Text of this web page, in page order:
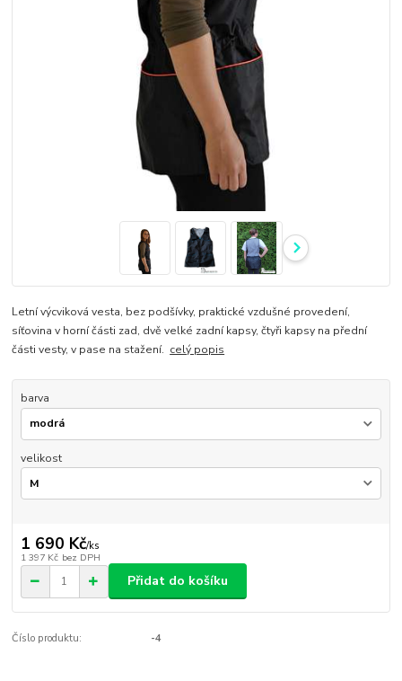
Letní výcviková vesta, bez podšívky, praktické vzdušné provedení,
síťovina v horní části zad, dvě velké zadní kapsy, čtyři kapsy na přední
části vesty, v pase na stažení. celý popis
barva
velikost
1 690 Kč/ks
1 397 Kč bez DPH
Přidat do košíku
Číslo produktu: -4